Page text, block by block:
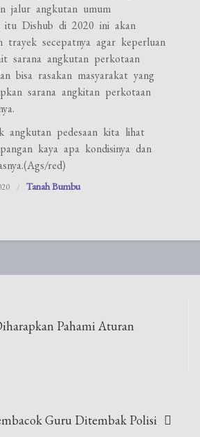
jalur angkutan umum
itu Dishub di 2020 ini akan
trayek secepatnya agar keperluan
sarana angkutan perkotaan
bisa rasakan masyarakat yang
sarana angkitan perkotaan
angkutan pedesaan kita lihat
kaya apa kondisinya dan
red)
Tanah Bumbu
Pahami Aturan
Guru Ditembak Polisi